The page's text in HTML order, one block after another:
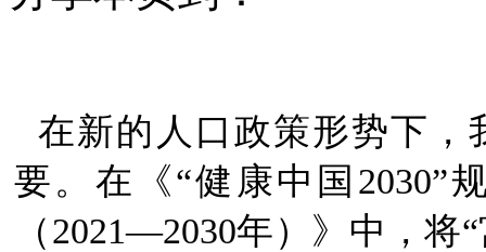
在新的人口政策形势下，
要。在《“健康中国2030”
（2021—2030年）》中，将